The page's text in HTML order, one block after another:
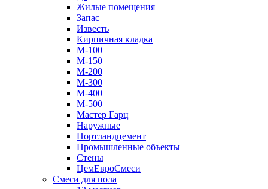
Жилые помещения
Запас
Известь
Кирпичная кладка
М-100
М-150
М-200
М-300
М-400
М-500
Мастер Гарц
Наружные
Портландцемент
Промышленные объекты
Стены
ЦемЕвроСмеси
Смеси для пола